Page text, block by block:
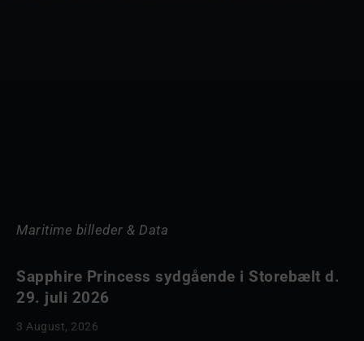
Maritime billeder & Data
Sapphire Princess sydgående i Storebælt d.
29. juli 2026
3 August, 2026